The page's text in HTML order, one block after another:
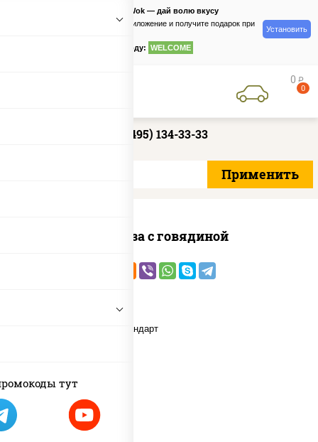
тут
PizzaSushiWok — дай волю вкусу
Скачайте приложение и получите подарок при
по промокоду: WELCOME
Установить
0 руб
0
+7 (495) 134-33-33
Фунчоза с говядиной